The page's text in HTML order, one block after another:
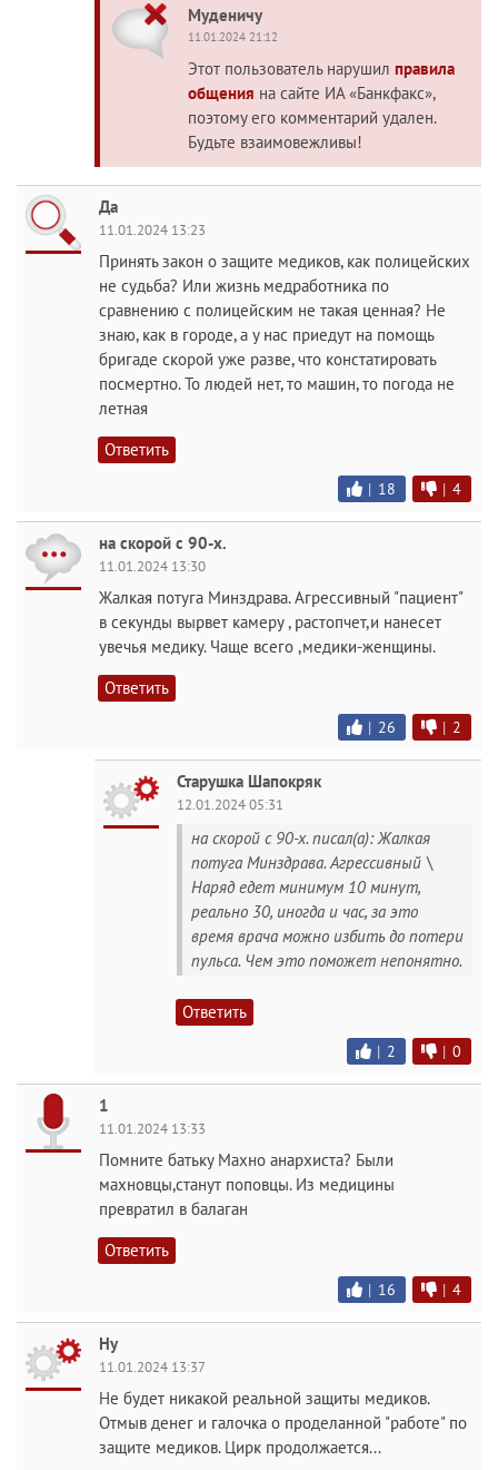
Муденичу
11.01.2024 21:12
Этот пользователь нарушил правила
общения на сайте ИА «Банкфакс»,
поэтому его комментарий удален.
Будьте взаимовежливы!
Да
11.01.2024 13:23
Принять закон о защите медиков, как полицейских
не судьба? Или жизнь медработника по
сравнению с полицейским не такая ценная? Не
знаю, как в городе, а у нас приедут на помощь
бригаде скорой уже разве, что констатировать
посмертно. То людей нет, то машин, то погода не
летная
Ответить
| 18 | 4
на скорой с 90-х.
11.01.2024 13:30
Жалкая потуга Минздрава. Агрессивный "пациент"
в секунды вырвет камеру , растопчет,и нанесет
увечья медику. Чаще всего ,медики-женщины.
Ответить
| 26 | 2
Старушка Шапокряк
12.01.2024 05:31
на скорой с 90-х. писал(а): Жалкая
потуга Минздрава. Агрессивный \
Наряд едет минимум 10 минут,
реально 30, иногда и час, за это
время врача можно избить до потери
пульса. Чем это поможет непонятно.
Ответить
| 2 | 0
1
11.01.2024 13:33
Помните батьку Махно анархиста? Были
махновцы,станут поповцы. Из медицины
превратил в балаган
Ответить
| 16 | 4
Ну
11.01.2024 13:37
Не будет никакой реальной защиты медиков.
Отмыв денег и галочка о проделанной "работе" по
защите медиков. Цирк продолжается...